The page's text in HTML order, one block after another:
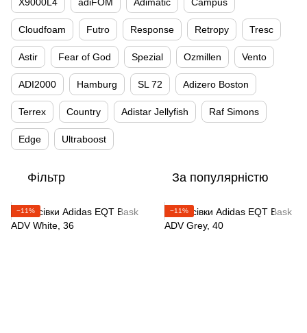
Cloudfoam Futro Response Retropy Tresc
Astir Fear of God Spezial Ozmillen Vento
ADI2000 Hamburg SL 72 Adizero Boston
Terrex Country Adistar Jellyfish Raf Simons
Edge Ultraboost
Фільтр За популярністю
−11% −11%